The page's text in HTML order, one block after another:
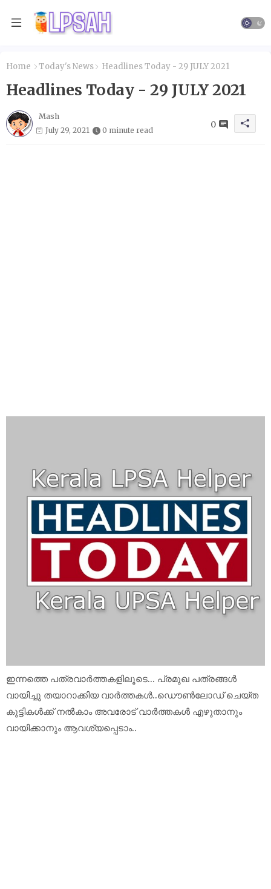
Home Today's News Headlines Today - 29 JULY 2021
Headlines Today - 29 JULY 2021
Mash
July 29, 2021
0 minute read
0
ഇന്നത്തെ പത്രവാർത്തകളിലൂടെ... പ്രമുഖ പത്രങ്ങൾ
വായിച്ചു തയാറാക്കിയ വാർത്തകൾ..ഡൌൺലോഡ് ചെയ്ത
കുട്ടികൾക്ക് നൽകാം അവരോട് വാർത്തകൾ എഴുതാനും
വായിക്കാനും ആവശ്യപ്പെടാം..